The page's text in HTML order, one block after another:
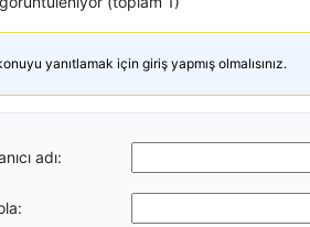
yanıtlamak için giriş yapmış olmalısınız.
adı: